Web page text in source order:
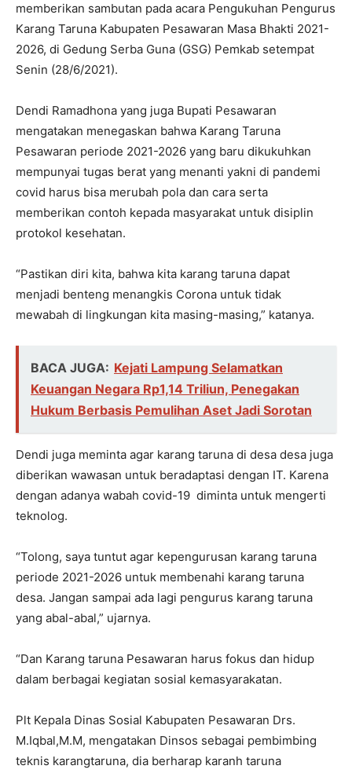
memberikan sambutan pada acara Pengukuhan Pengurus
Karang Taruna Kabupaten Pesawaran Masa Bhakti 2021-
2026, di Gedung Serba Guna (GSG) Pemkab setempat
Senin (28/6/2021).
Dendi Ramadhona yang juga Bupati Pesawaran
mengatakan menegaskan bahwa Karang Taruna
Pesawaran periode 2021-2026 yang baru dikukuhkan
mempunyai tugas berat yang menanti yakni di pandemi
covid harus bisa merubah pola dan cara serta
memberikan contoh kepada masyarakat untuk disiplin
protokol kesehatan.
“Pastikan diri kita, bahwa kita karang taruna dapat
menjadi benteng menangkis Corona untuk tidak
mewabah di lingkungan kita masing-masing,” katanya.
BACA JUGA: Kejati Lampung Selamatkan
Keuangan Negara Rp1,14 Triliun, Penegakan
Hukum Berbasis Pemulihan Aset Jadi Sorotan
Dendi juga meminta agar karang taruna di desa desa juga
diberikan wawasan untuk beradaptasi dengan IT. Karena
dengan adanya wabah covid-19 diminta untuk mengerti
teknolog.
“Tolong, saya tuntut agar kepengurusan karang taruna
periode 2021-2026 untuk membenahi karang taruna
desa. Jangan sampai ada lagi pengurus karang taruna
yang abal-abal,” ujarnya.
“Dan Karang taruna Pesawaran harus fokus dan hidup
dalam berbagai kegiatan sosial kemasyarakatan.
Plt Kepala Dinas Sosial Kabupaten Pesawaran Drs.
M.Iqbal,M.M, mengatakan Dinsos sebagai pembimbing
teknis karangtaruna, dia berharap karanh taruna